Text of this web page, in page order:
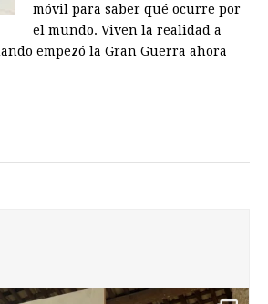
móvil para saber qué ocurre por
el mundo. Viven la realidad a
empezó la Gran Guerra ahora